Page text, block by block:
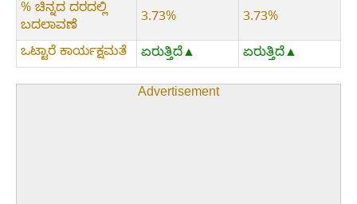
% ಚಿನ್ನದ ದರದಲ್ಲಿ
ಬದಲಾವಣೆ
3.73%
3.73%
ಒಟ್ಟಾರೆ ಕಾರ್ಯಕ್ಷಮತೆ
ಏರುತ್ತಿದೆ▲ ಏರುತ್ತಿದೆ▲
Advertisement